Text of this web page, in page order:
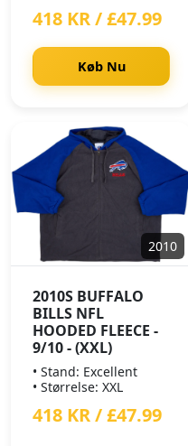
418 KR / £47.99
Køb Nu
2010
2010S BUFFALO
BILLS NFL
HOODED FLEECE -
9/10 - (XXL)
• Stand: Excellent
• Størrelse: XXL
418 KR / £47.99